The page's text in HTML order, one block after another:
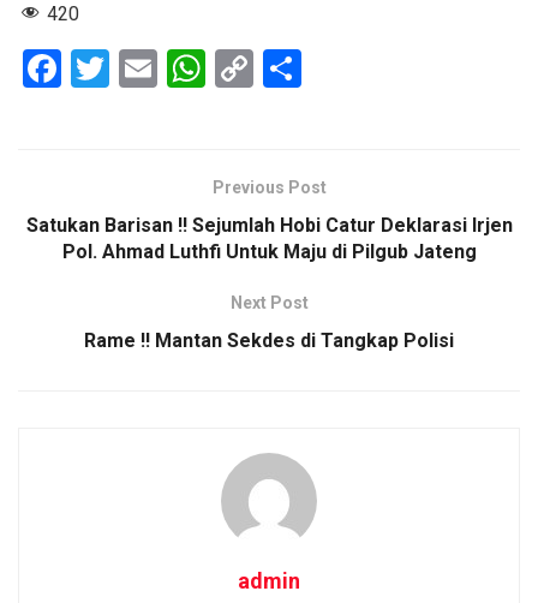
420
F
o
o
T
E
W
s
A
p
C
Li
n
k
e
Previous Post
Satukan Barisan !! Sejumlah Hobi Catur Deklarasi Irjen
Pol. Ahmad Luthfi Untuk Maju di Pilgub Jateng
Next Post
Rame !! Mantan Sekdes di Tangkap Polisi
admin